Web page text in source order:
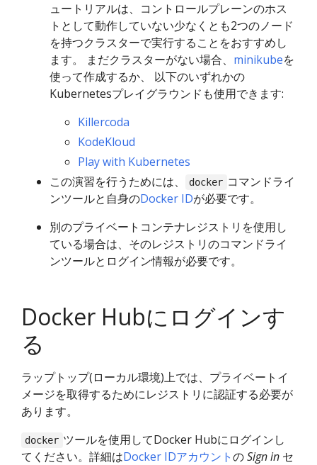
ュートリアルは、コントロールプレーンのホス
トとして動作していない少なくとも2つのノード
を持つクラスターで実行することをおすすめし
ます。 まだクラスターがない場合、 minikubeを
使って作成するか、 以下のいずれかの
Kubernetesプレイグラウンドも使用できます:
Killercoda
KodeKloud
Play with Kubernetes
この演習を行うためには、
docker コマンドライ
ンツールと自身のDocker IDが必要です。
別のプライベートコンテナレジストリを使用し
ている場合は、そのレジストリのコマンドライ
ンツールとログイン情報が必要です。
Docker Hubにログインす
る
ラップトップ(ローカル環境)上では、プライベートイ
メージを取得するためにレジストリに認証する必要が
あります。
docker ツールを使用してDocker Hubにログインし
てください。詳細はDocker IDアカウントのSign in セ